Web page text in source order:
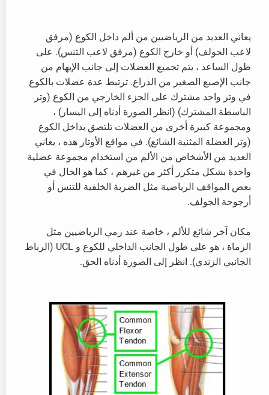
يعاني العديد من الرياضيين من ألم داخل الكوع (مرفق
لاعب الجولف) أو خارج الكوع (مرفق لاعب التنس). على
طول الساعد ، يتم تجميع العضلات إلى جانب الإبهام من
جانب الإصبع الصغير من الذراع. ترتبط عدة عضلات بالكوع
في وتر واحد مشترك على الجزء الخارجي من الكوع (وتر
الباسطة المشترك) (انظر الصورة أدناه إلى اليسار) ،
ومجموعة كبيرة أخرى من العضلات تلتصق بداخل الكوع
(وتر العضلة المثنية الشائع). في مواقع الأوتار هذه ، يعاني
العديد من الأشخاص من الألم من استخدام مجموعة عضلية
واحدة بشكل متكرر أكثر من غيرهم ، كما هو الحال في
بعض المواقف الرياضية مثل الضربة الخلفية للتنس أو
أرجوحة الجولف.
مكان آخر شائع للألم ، خاصة عند رمي الرياضيين مثل
الرماة ، هو على طول الجانب الداخلي للكوع و UCL (الرباط
الجانبي الزندي). انظر إلى الصورة أدناه الحق.